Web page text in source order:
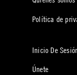
Política de
Inicio De
Únete